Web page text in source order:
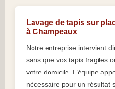
Lavage de tapis sur
à Champeaux
Notre entreprise intervient
sans que vos tapis fragiles
votre domicile. L’équipe
nécessaire pour un résultat